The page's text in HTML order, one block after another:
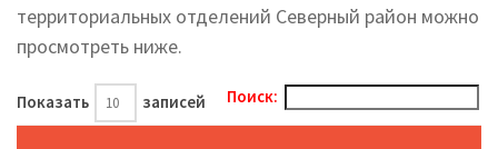
территориальных отделений Северный район можно
просмотреть ниже.
Показать записей Поиск: